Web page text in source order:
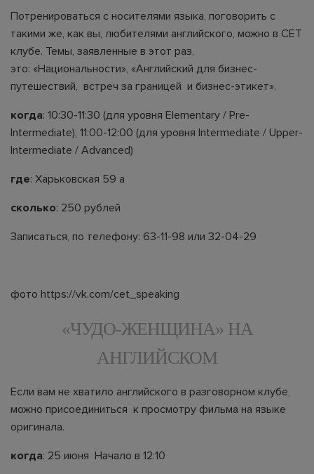
Потренироваться с носителями языка, поговорить с
такими же, как вы, любителями английского, можно в CET
клубе. Темы, заявленные в этот раз,
это: «Национальности», «Английский для бизнес-
путешествий, встреч за границей и бизнес-этикет».
когда: 10:30-11:30 (для уровня Elementary / Pre-
Intermediate), 11:00-12:00 (для уровня Intermediate / Upper-
Intermediate / Advanced)
где: Харьковская 59 а
сколько: 250 рублей
Записаться, по телефону: 63-11-98 или 32-04-29
фото https://vk.com/cet_speaking
«ЧУДО-ЖЕНЩИНА» НА
АНГЛИЙСКОМ
Если вам не хватило английского в разговорном клубе,
можно присоединиться к просмотру фильма на языке
оригинала.
когда: 25 июня Начало в 12:10